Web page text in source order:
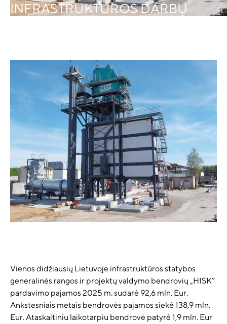
INFRASTRUKTŪROS DARBŲ
Vienos didžiausių Lietuvoje infrastruktūros statybos
generalinės rangos ir projektų valdymo bendrovių „HISK“
pardavimo pajamos 2025 m. sudarė 92,6 mln. Eur.
Ankstesniais metais bendrovės pajamos siekė 138,9 mln.
Eur. Ataskaitiniu laikotarpiu bendrovė patyrė 1,9 mln. Eur